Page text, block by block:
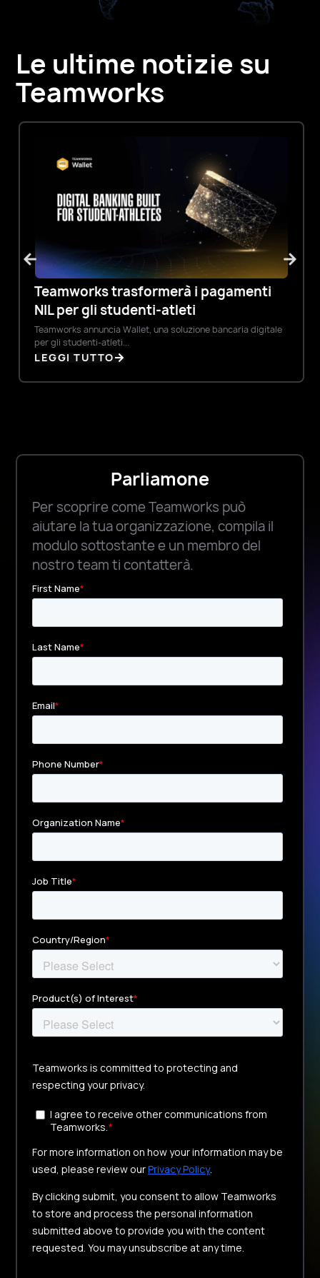
Le ultime notizie su
Teamworks
Teamworks trasformerà i pagamenti
NIL per gli studenti-atleti
Teamworks annuncia Wallet, una soluzione bancaria digitale
per gli studenti-atleti...
LEGGI TUTTO
Parliamone
Per scoprire come Teamworks può
aiutare la tua organizzazione, compila il
modulo sottostante e un membro del
nostro team ti contatterà.